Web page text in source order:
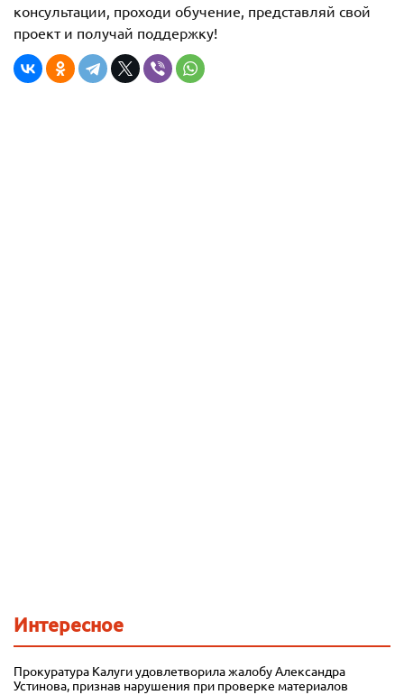
консультации, проходи обучение, представляй свой
проект и получай поддержку!
Интересное
Прокуратура Калуги удовлетворила жалобу Александра
Устинова, признав нарушения при проверке материалов